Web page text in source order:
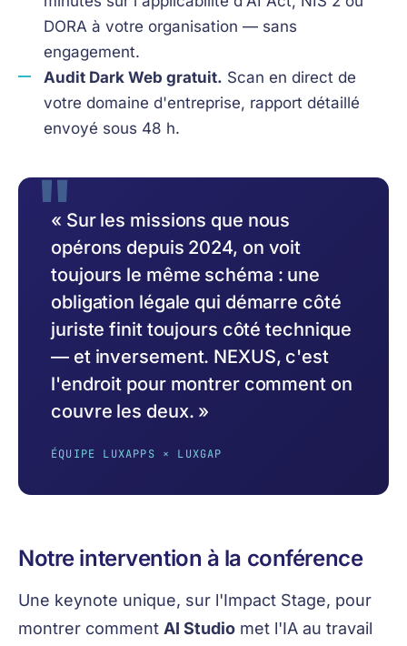
DORA à votre organisation — sans
engagement.
Audit Dark Web gratuit. Scan en direct de
votre domaine d'entreprise, rapport détaillé
envoyé sous 48 h.
« Sur les missions que nous
opérons depuis 2024, on voit
toujours le même schéma : une
obligation légale qui démarre côté
juriste finit toujours côté technique
— et inversement. NEXUS, c'est
l'endroit pour montrer comment on
couvre les deux. »
ÉQUIPE LUXAPPS × LUXGAP
Notre intervention à la conférence
Une keynote unique, sur l'Impact Stage, pour
montrer comment AI Studio met l'IA au travail